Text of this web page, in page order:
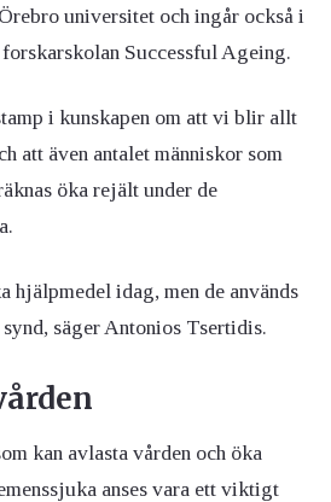
universitet och ingår också i
Successful Ageing.
i kunskapen om att vi blir allt
att även antalet människor som
öka rejält under de
hjälpmedel idag, men de används
säger Antonios Tsertidis.
kan avlasta vården och öka
anses vara ett viktigt